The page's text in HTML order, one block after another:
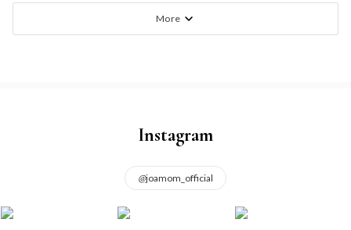
More
Instagram
@joamom_official